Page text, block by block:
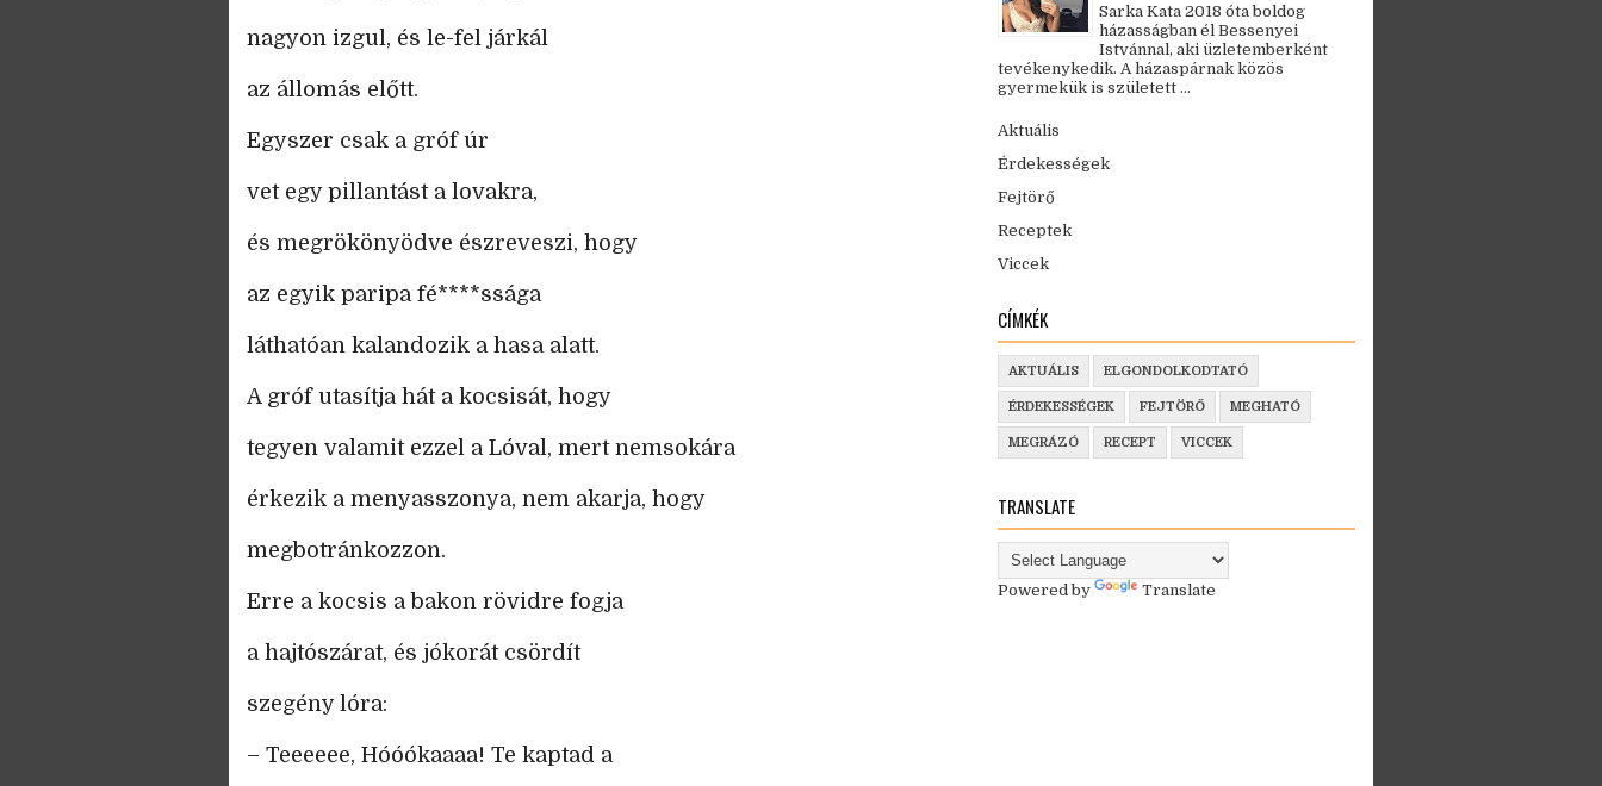
nagyon izgul, és le-fel járkál
az állomás előtt.
Egyszer csak a gróf úr
vet egy pillantást a lovakra,
és megrökönyödve észreveszi, hogy
az egyik paripa fé****ssága
láthatóan kalandozik a hasa alatt.
A gróf utasítja hát a kocsisát, hogy
tegyen valamit ezzel a Lóval, mert nemsokára
érkezik a menyasszonya, nem akarja, hogy
megbotránkozzon.
Erre a kocsis a bakon rövidre fogja
a hajtószárat, és jókorát csördít
szegény lóra:
– Teeeeee, Hóóókaaaa! Te kaptad a
Sarka Kata 2018 óta boldog
házasságban él Bessenyei
Istvánnal, aki üzletemberként
tevékenykedik. A házaspárnak közös
gyermekük is született ...
Aktuális
Érdekességek
Fejtörő
Receptek
Viccek
CÍMKÉK
AKTUÁLIS ELGONDOLKODTATÓ
ÉRDEKESSÉGEK FEJTÖRŐ MEGHATÓ
MEGRÁZÓ RECEPT VICCEK
TRANSLATE
Powered by Translate